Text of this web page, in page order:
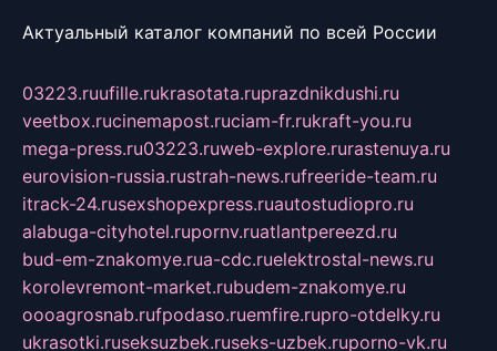
Актуальный каталог компаний по всей России
03223.ruufille.rukrasotata.ruprazdnikdushi.ru
veetbox.rucinemapost.ruciam-fr.rukraft-you.ru
mega-press.ru03223.ruweb-explore.rurastenuya.ru
eurovision-russia.rustrah-news.rufreeride-team.ru
itrack-24.rusexshopexpress.ruautostudiopro.ru
alabuga-cityhotel.rupornv.ruatlantpereezd.ru
bud-em-znakomye.rua-cdc.ruelektrostal-news.ru
korolevremont-market.rubudem-znakomye.ru
oooagrosnab.rufpodaso.ruemfire.rupro-otdelky.ru
ukrasotki.ruseksuzbek.ruseks-uzbek.ruporno-vk.ru